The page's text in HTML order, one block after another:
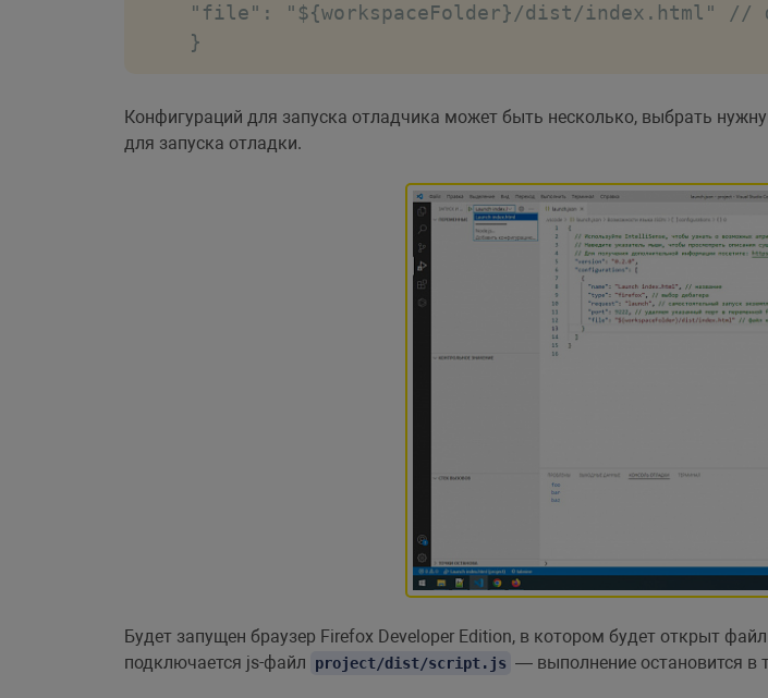
"file": "${workspaceFolder}/dist/index.html" //
}
Конфигураций для запуска отладчика может быть несколько, выбрать
для запуска отладки.
Будет запущен браузер Firefox Developer Edition, в котором будет открыт файл
подключается js-файл
project/dist/script.js — выполнение остановится в